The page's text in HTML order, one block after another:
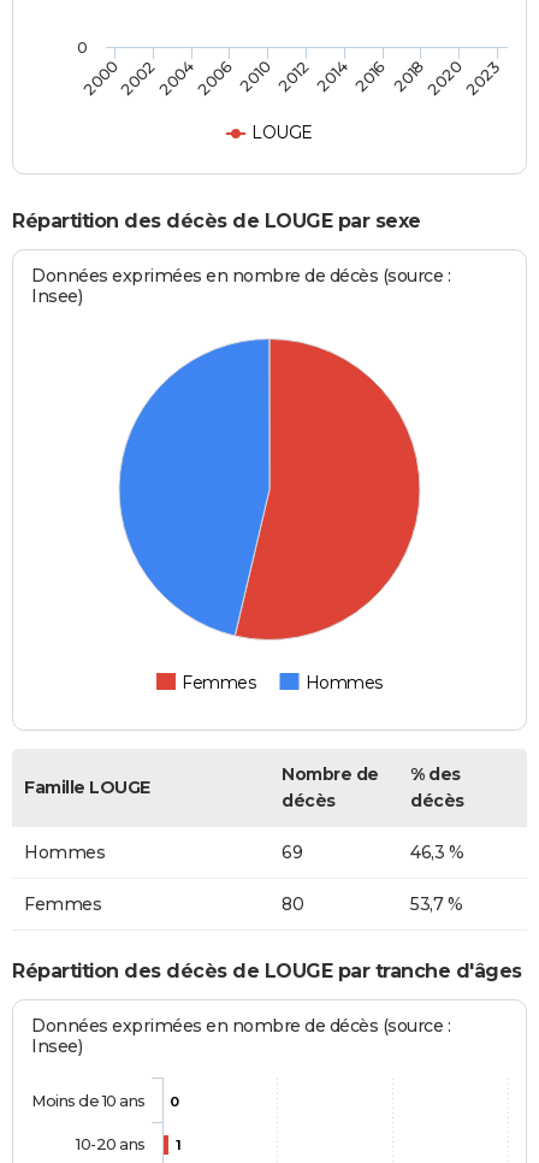
LOUGE
20002002200420062010 201220142016 201820202023
0
Répartition des décès de LOUGE par sexe
Données exprimées en nombre de décès (source :
Insee)
Femmes Hommes
Famille LOUGE
Nombre de
décès
% des
décès
Hommes 69 46,3 %
Femmes 80 53,7 %
Répartition des décès de LOUGE par tranche d'âges
Données exprimées en nombre de décès (source :
Insee)
0
1
Moins de 10 ans
10-20 ans